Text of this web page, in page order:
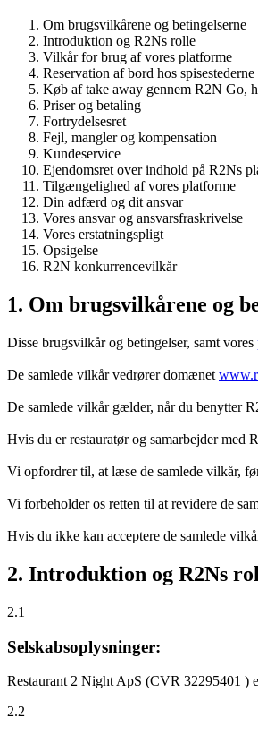
Om brugsvilkårene og betingelserne
Introduktion og R2Ns rolle
Vilkår for brug af vores platforme
Reservation af bord hos spisestederne
Køb af take away gennem R2N Go,
Priser og betaling
Fortrydelsesret
Fejl, mangler og kompensation
Kundeservice
Ejendomsret over indhold på R2Ns
Tilgængelighed af vores platforme
Din adfærd og dit ansvar
Vores ansvar og ansvarsfraskrivelse
Vores erstatningspligt
Opsigelse
R2N konkurrencevilkår
1. Om brugsvilkårene og
Disse brugsvilkår og betingelser, samt vores
De samlede vilkår vedrører domænet
De samlede vilkår gælder, når du benytter
Hvis du er restauratør og samarbejder med
Vi opfordrer til, at læse de samlede vilkår,
Vi forbeholder os retten til at revidere de
Hvis du ikke kan acceptere de samlede
2. Introduktion og R2Ns
2.1
Selskabsoplysninger:
Restaurant 2 Night ApS (CVR 32295401 )
2.2